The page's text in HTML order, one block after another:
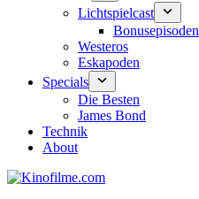
Lichtspielcast
Bonusepisoden
Westeros
Eskapoden
Specials
Die Besten
James Bond
Technik
About